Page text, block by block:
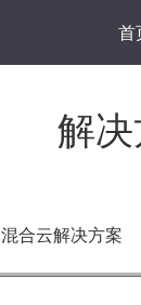
首
解
混合云解决方案